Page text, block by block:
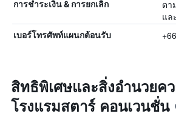
การชำระเงิน & การยกเลิก
ตา
แล
เบอร์โทรศัพท์แผนกต้อนรับ
สิทธิพิเศษและสิ่งอำนวยค
โรงแรมสตาร์ คอนเวนชั่น